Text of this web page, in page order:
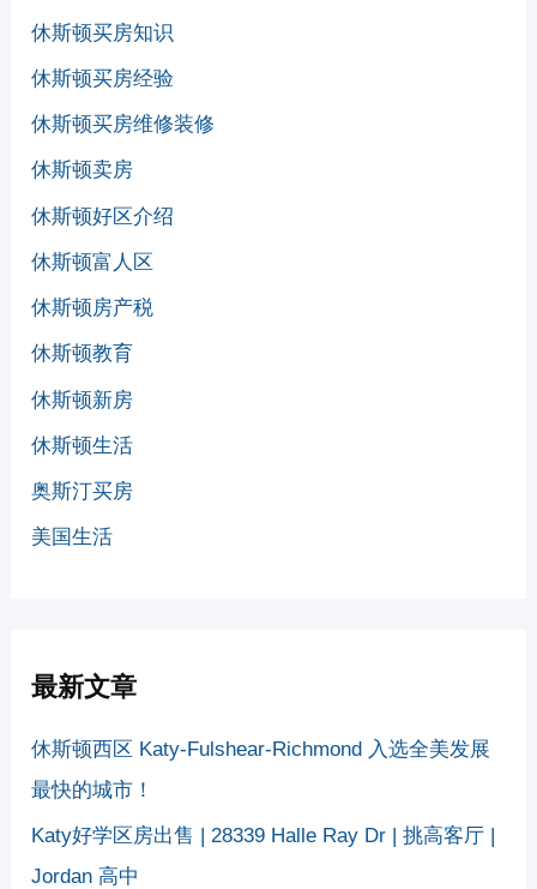
休斯顿买房知识
休斯顿买房经验
休斯顿买房维修装修
休斯顿卖房
休斯顿好区介绍
休斯顿富人区
休斯顿房产税
休斯顿教育
休斯顿新房
休斯顿生活
奥斯汀买房
美国生活
最新文章
休斯顿西区 Katy-Fulshear-Richmond 入选全美发展
最快的城市！
Katy好学区房出售 | 28339 Halle Ray Dr | 挑高客厅 |
Jordan 高中